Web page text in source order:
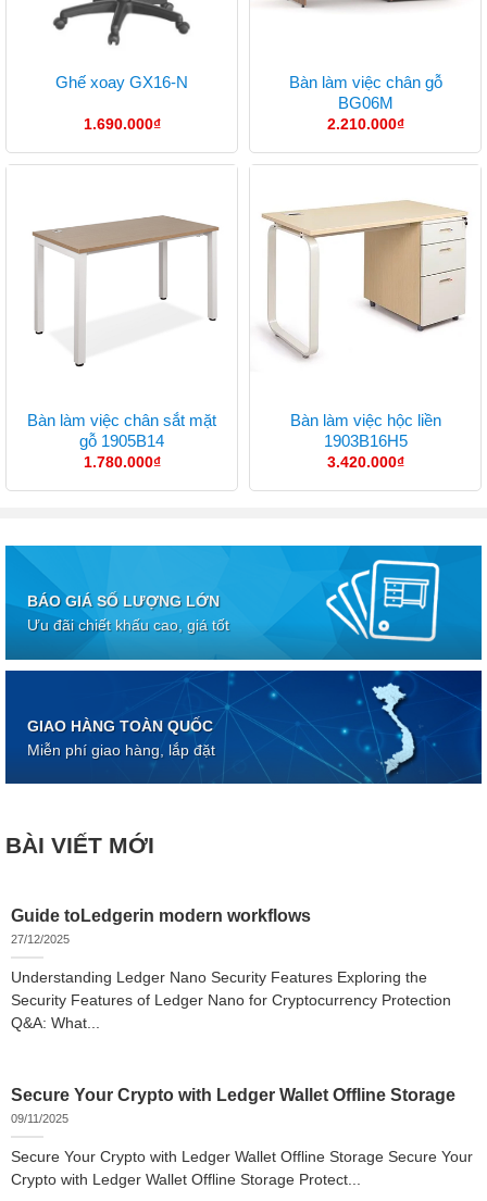
Ghế xoay GX16-N
1.690.000₫
Bàn làm việc chân gỗ
BG06M
2.210.000₫
Bàn làm việc chân sắt mặt
gỗ 1905B14
1.780.000₫
Bàn làm việc hộc liền
1903B16H5
3.420.000₫
BÁO GIÁ SỐ LƯỢNG LỚN
Ưu đãi chiết khấu cao, giá tốt
GIAO HÀNG TOÀN QUỐC
Miễn phí giao hàng, lắp đặt
BÀI VIẾT MỚI
Guide toLedgerin modern workflows
27/12/2025
Understanding Ledger Nano Security Features Exploring the
Security Features of Ledger Nano for Cryptocurrency Protection
Q&A: What...
Secure Your Crypto with Ledger Wallet Offline Storage
09/11/2025
Secure Your Crypto with Ledger Wallet Offline Storage Secure Your
Crypto with Ledger Wallet Offline Storage Protect...